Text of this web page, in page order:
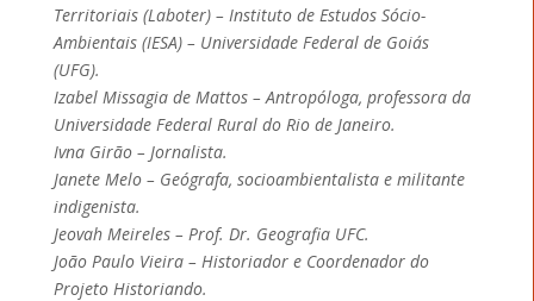
Territoriais (Laboter) – Instituto de Estudos Sócio-
Ambientais (IESA) – Universidade Federal de Goiás
(UFG).
Izabel Missagia de Mattos – Antropóloga, professora da
Universidade Federal Rural do Rio de Janeiro.
Ivna Girão – Jornalista.
Janete Melo – Geógrafa, socioambientalista e militante
indigenista.
Jeovah Meireles – Prof. Dr. Geografia UFC.
João Paulo Vieira – Historiador e Coordenador do
Projeto Historiando.